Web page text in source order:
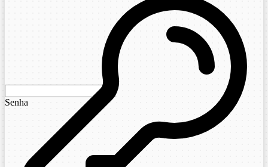
Senha